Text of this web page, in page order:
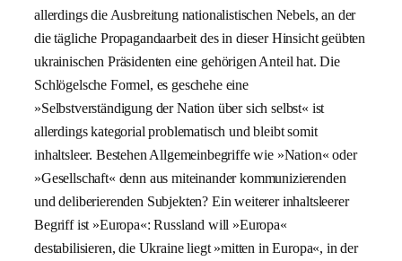
allerdings die Ausbreitung nationalistischen Nebels, an der
die tägliche Propagandaarbeit des in dieser Hinsicht geübten
ukrainischen Präsidenten eine gehörigen Anteil hat. Die
Schlögelsche Formel, es geschehe eine
»Selbstverständigung der Nation über sich selbst« ist
allerdings kategorial problematisch und bleibt somit
inhaltsleer. Bestehen Allgemeinbegriffe wie »Nation« oder
»Gesellschaft« denn aus miteinander kommunizierenden
und deliberierenden Subjekten? Ein weiterer inhaltsleerer
Begriff ist »Europa«: Russland will »Europa«
destabilisieren, die Ukraine liegt »mitten in Europa«, in der